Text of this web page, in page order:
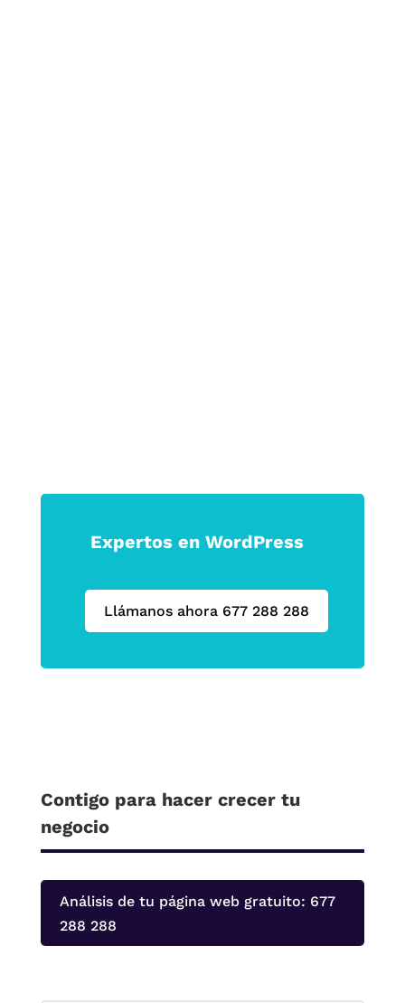
Expertos en WordPress
Llámanos ahora 677 288 288
Contigo para hacer crecer tu
negocio
Análisis de tu página web gratuito: 677
288 288